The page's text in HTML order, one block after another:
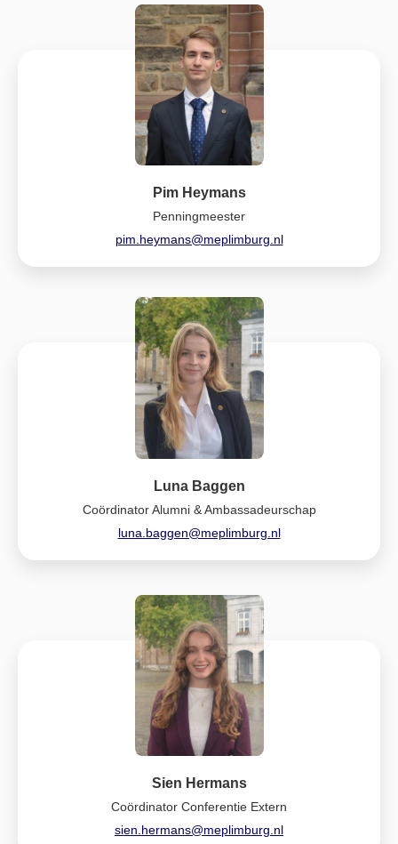
Pim Heymans
Penningmeester
pim.heymans@meplimburg.nl
Luna Baggen
Coördinator Alumni & Ambassadeurschap
luna.baggen@meplimburg.nl
Sien Hermans
Coördinator Conferentie Extern
sien.hermans@meplimburg.nl